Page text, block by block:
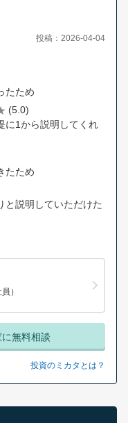
投稿：2026-04-04
たため
(5.0)
に1から説明してくれ
たため
と説明していただけた
）
無料相談
投資のミカタとは？